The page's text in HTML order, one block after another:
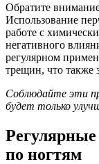
Обратите
Использование
работе с
негативного
регулярном
трещин, что также
Соблюдайте эти
будет только
по ногтям